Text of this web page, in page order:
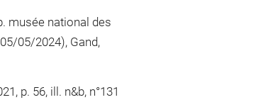
musée national des
05/2024), Gand,
p. 56, ill. n&b, n°131